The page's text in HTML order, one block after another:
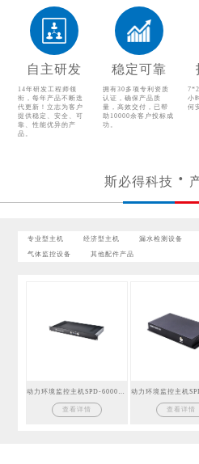
温湿度传感器
配电监控设备
气体监控设备
其他配件产品
自主研发
14年研发工程师领
衔，每年产品不断迭
代更新！立志为客户
提供稳定、安全、可
靠、性能优异的产
品。
稳定可靠
拥有30多项专利资质
认证，确保产品质
量，高效交付，已帮
助10000余客户投标成
功。
小
何
斯必得科技
专业型主机 经济型主机 漏水检测设备
气体监控设备 其他配件产品
查看详情 查看详情